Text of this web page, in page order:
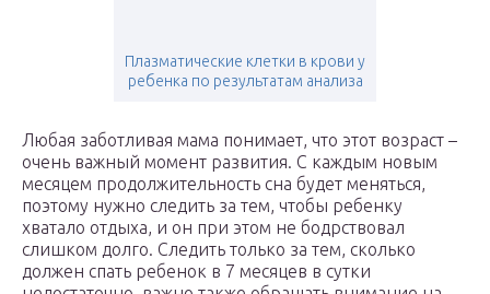
Плазматические клетки в крови у
ребенка по результатам анализа
Любая заботливая мама понимает, что этот возраст –
очень важный момент развития. С каждым новым
месяцем продолжительность сна будет меняться,
поэтому нужно следить за тем, чтобы ребенку
хватало отдыха, и он при этом не бодрствовал
слишком долго. Следить только за тем, сколько
должен спать ребенок в 7 месяцев в сутки